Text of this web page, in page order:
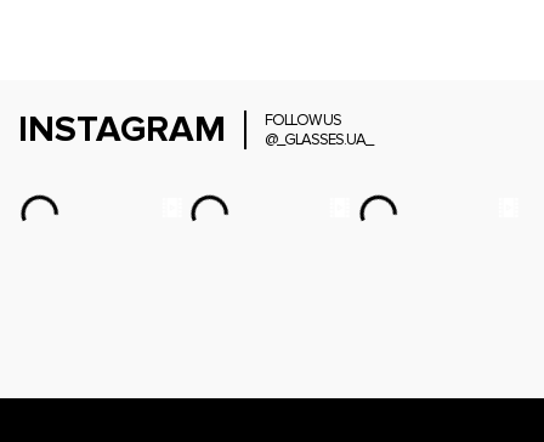
INSTAGRAM
FOLLOW US
@_GLASSES.UA_